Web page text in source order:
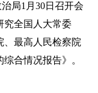
局1月30日召开会
究全国人大常委
、最高人民检察院
合情况报告》。